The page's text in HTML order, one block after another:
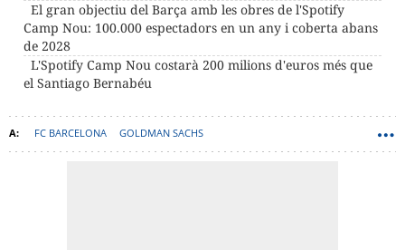
El gran objectiu del Barça amb les obres de l'Spotify
Camp Nou: 100.000 espectadors en un any i coberta abans
de 2028
L'Spotify Camp Nou costarà 200 milions d'euros més que
el Santiago Bernabéu
FC BARCELONA GOLDMAN SACHS